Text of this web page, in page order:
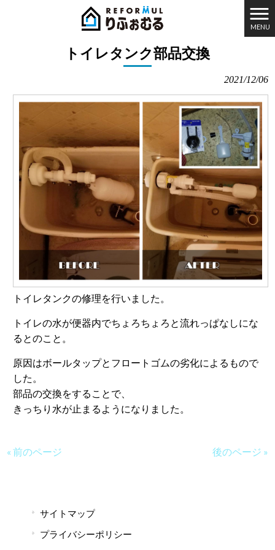
MENU
施工実績 > トイレタンク部品交換
トイレタンク部品交換
2021/12/06
トイレタンクの修理を行いました。
トイレの水が便器内でちょろちょろと流れっぱなしにな
るとのこと。
原因はボールタップとフロートゴムの劣化によるもので
した。
部品の交換をすることで、
きっちり水が止まるようになりました。
« 前のページ 後のページ »
サイトマップ
プライバシーポリシー